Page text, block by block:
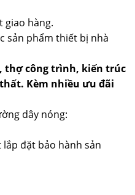
giao hàng.
sản phẩm thiết bị nhà
thợ công trình, kiến trúc
Kèm nhiều ưu đãi
dây nóng:
đặt bảo hành sản